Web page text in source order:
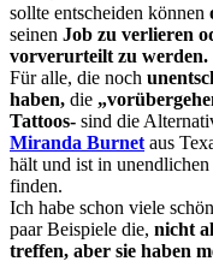
sollte entscheiden können
seinen Job zu verlieren
vorverurteilt zu werden.
Für alle, die noch
haben, die
Tattoos- sind die
Miranda Burnet aus
hält und ist in
finden.
Ich habe schon viele
paar Beispiele die, nicht
treffen, aber sie haben